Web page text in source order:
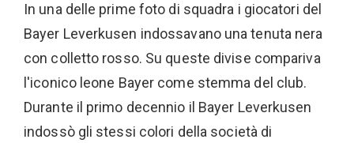
In una delle prime foto di squadra i giocatori del
Bayer Leverkusen indossavano una tenuta nera
con colletto rosso. Su queste divise compariva
l'iconico leone Bayer come stemma del club.
Durante il primo decennio il Bayer Leverkusen
indossò gli stessi colori della società di